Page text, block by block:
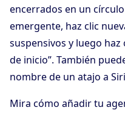
encerrados en un
emergente, haz clic
suspensivos y luego haz
de inicio”. También
nombre de un atajo a
Mira cómo añadir tu